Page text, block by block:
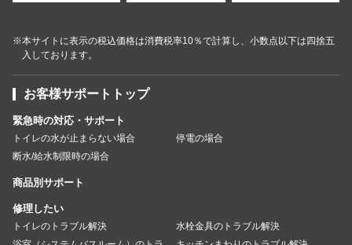
※本サイトに表示の税込価格は消費税率10％で計算し、小数点以下は四捨五
入しております。
お客様サポートトップ
緊急時の対応・サポート
トイレの水が止まらない場合
停電の場合
断水/給水制限時の場合
商品別サポート
修理したい
トイレのトラブル解決
水栓金具のトラブル解決